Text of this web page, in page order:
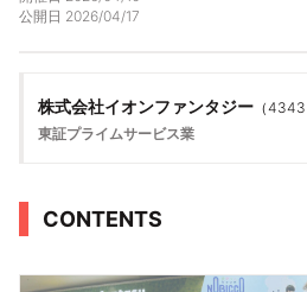
公開日 2026/04/17
株式会社イオンファンタジー （4343
東証プライムサービス業
CONTENTS